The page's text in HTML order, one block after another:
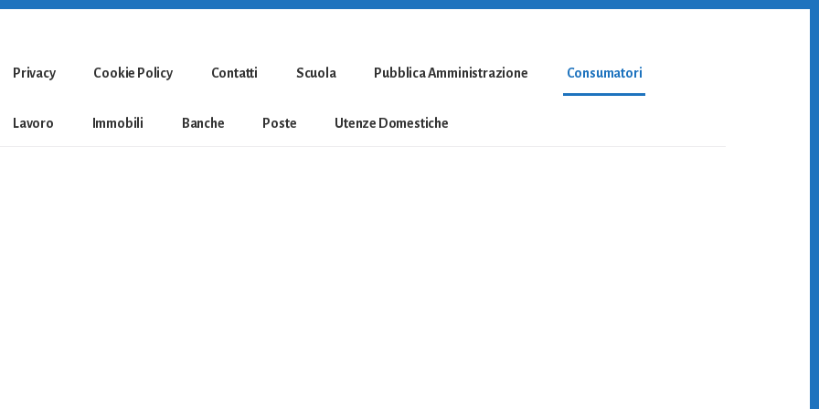
Privacy Cookie Policy Contatti Scuola Pubblica Amministrazione Consumatori
Lavoro Immobili Banche Poste Utenze Domestiche